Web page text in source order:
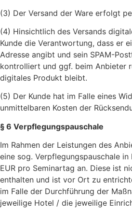
(3) Der Versand der Ware erfolgt
(4) Hinsichtlich des Versands
Kunde die Verantwortung, dass er
Adresse angibt und sein SPAM-
kontrolliert und ggf. beim Anbieter
digitales Produkt bleibt.
(5) Der Kunde hat im Falle eines
unmittelbaren Kosten der
§ 6 Verpflegungspauschale
Im Rahmen der Leistungen des
eine sog. Verpflegungspauschale
EUR pro Seminartag an. Diese ist
enthalten und ist vor Ort zu
im Falle der Durchführung der
jeweilige Hotel / die jeweilige